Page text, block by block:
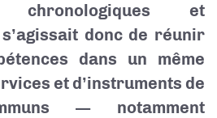
chronologiques et
donc de réunir
dans un même
et d’instruments de
— notamment